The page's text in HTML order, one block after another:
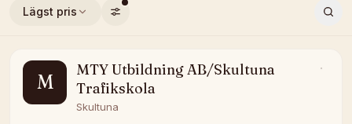
Lägst pris
M
MTY Utbildning AB/Skultuna
Trafikskola
Skultuna